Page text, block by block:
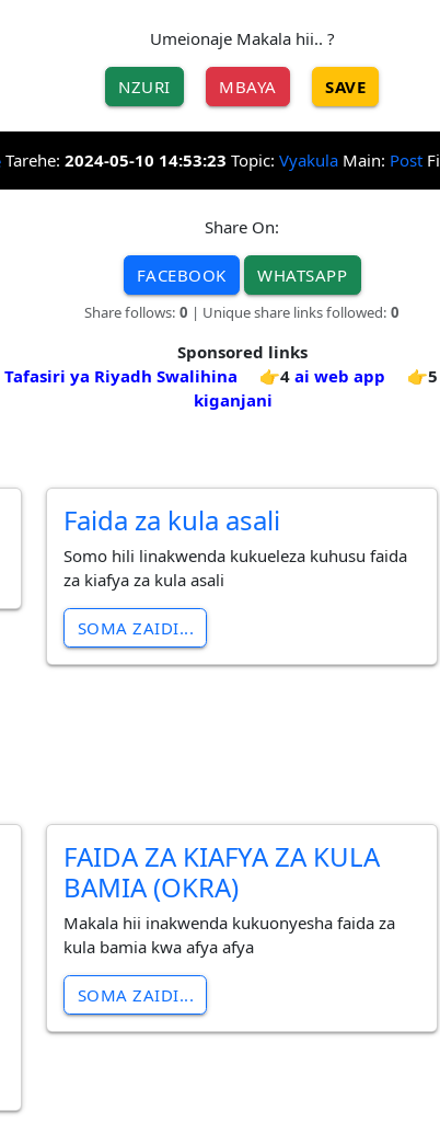
Umeionaje Makala hii.. ?
NZURI MBAYA SAVE
Tarehe: 2024-05-10 14:53:23 Topic: VyakulaMain: Post
Share On:
FACEBOOK WHATSAPP
Share follows: 0 | Unique share links followed: 0
Sponsored links
Tafasiri ya Riyadh Swalihina 👉4 ai web app 👉5
kiganjani
Faida za kula asali
Somo hili linakwenda kukueleza kuhusu faida
za kiafya za kula asali
SOMA ZAIDI...
FAIDA ZA KIAFYA ZA KULA
BAMIA (OKRA)
Makala hii inakwenda kukuonyesha faida za
kula bamia kwa afya afya
SOMA ZAIDI...